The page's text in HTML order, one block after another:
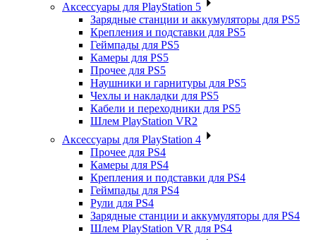
Аксессуары для PlayStation 5
Зарядные станции и аккумуляторы для PS5
Крепления и подставки для PS5
Геймпады для PS5
Камеры для PS5
Прочее для PS5
Наушники и гарнитуры для PS5
Чехлы и накладки для PS5
Кабели и переходники для PS5
Шлем PlayStation VR2
Аксессуары для PlayStation 4
Прочее для PS4
Камеры для PS4
Крепления и подставки для PS4
Геймпады для PS4
Рули для PS4
Зарядные станции и аккумуляторы для PS4
Шлем PlayStation VR для PS4